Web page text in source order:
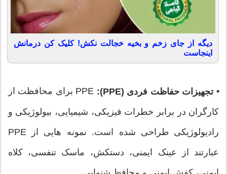
دیگه از جای زخم و بخیه خجالت نکش! کلیک کن درمانش
اینجاست
• تجهیزات حفاظت فردی (PPE): PPE برای محافظت از
کارگران در برابر خطرات فیزیکی، شیمیایی، بیولوژیکی و
رادیولوژیکی طراحی شده است. نمونه هایی از PPE
عبارتند از عینک ایمنی، دستکش، ماسک تنفسی، کلاه